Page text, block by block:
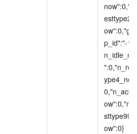
p_id":"-
ow":0}